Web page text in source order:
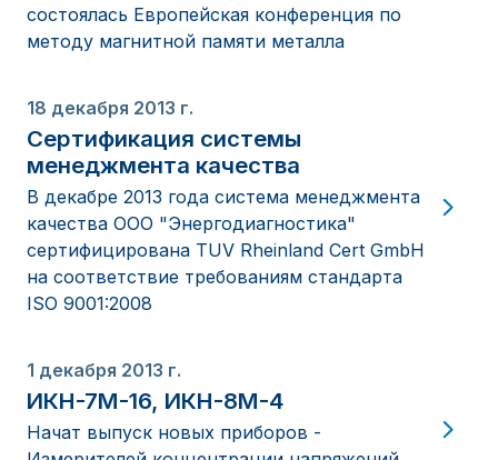
состоялась Европейская конференция по
методу магнитной памяти металла
18 декабря 2013 г.
Сертификация системы
менеджмента качества
В декабре 2013 года система менеджмента
качества ООО "Энергодиагностика"
сертифицирована TUV Rheinland Cert GmbH
на соответствие требованиям стандарта
ISO 9001:2008
1 декабря 2013 г.
ИКН-7М-16, ИКН-8М-4
Начат выпуск новых приборов -